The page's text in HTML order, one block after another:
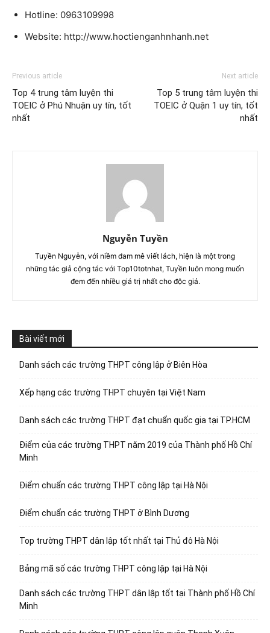
Hotline: 0963109998
Website: http://www.hoctienganhnhanh.net
Previous article
Top 4 trung tâm luyện thi
TOEIC ở Phú Nhuận uy tín, tốt
nhất
Next article
Top 5 trung tâm luyện thi
TOEIC ở Quận 1 uy tín, tốt
nhất
Nguyễn Tuyền
Tuyền Nguyễn, với niềm đam mê viết lách, hiện là một trong
những tác giả cộng tác với Top10totnhat, Tuyền luôn mong muốn
đem đến nhiều giá trị nhất cho độc giả.
Bài viết mới
Danh sách các trường THPT công lập ở Biên Hòa
Xếp hạng các trường THPT chuyên tại Việt Nam
Danh sách các trường THPT đạt chuẩn quốc gia tại TP.HCM
Điểm của các trường THPT năm 2019 của Thành phố Hồ Chí
Minh
Điểm chuẩn các trường THPT công lập tại Hà Nội
Điểm chuẩn các trường THPT ở Bình Dương
Top trường THPT dân lập tốt nhất tại Thủ đô Hà Nội
Bảng mã số các trường THPT công lập tại Hà Nội
Danh sách các trường THPT dân lập tốt tại Thành phố Hồ Chí
Minh